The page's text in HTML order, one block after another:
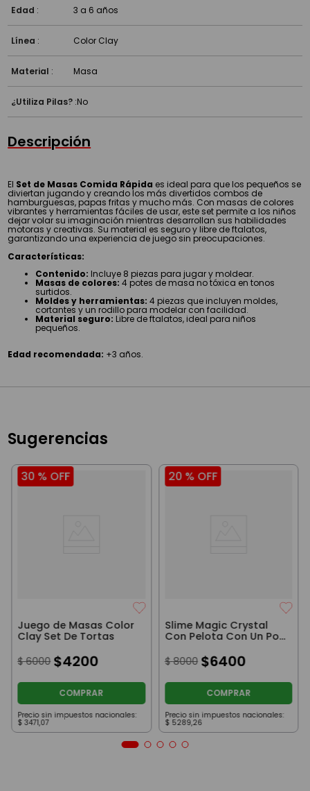
¿La masa se seca?
Edad : 3 a 6 años
Línea : Color Clay
Material : Masa
¿Utiliza Pilas? :No
Descripción
El Set de Masas Comida Rápida es ideal para que los pequeños se
diviertan jugando y creando los más divertidos combos de
hamburguesas, papas fritas y mucho más. Con masas de colores
vibrantes y herramientas fáciles de usar, este set permite a los niños
dejar volar su imaginación mientras desarrollan sus habilidades
motoras y creativas. Su material es seguro y libre de ftalatos,
garantizando una experiencia de juego sin preocupaciones.
Características:
Contenido: Incluye 8 piezas para jugar y moldear.
Masas de colores: 4 potes de masa no tóxica en tonos
surtidos.
Moldes y herramientas: 4 piezas que incluyen moldes,
cortantes y un rodillo para modelar con facilidad.
Material seguro: Libre de ftalatos, ideal para niños
pequeños.
Edad recomendada: +3 años.
Sugerencias
30 % OFF
Juego de Masas Color
Clay Set De Tortas
$ 6000 $4200
COMPRAR
Precio sin impuestos nacionales:
$ 3471,07
20 % OFF
Slime Magic Crystal
Con Pelota Con Un Pop
$ 8000 $6400
COMPRAR
Precio sin impuestos nacionales:
$ 5289,26